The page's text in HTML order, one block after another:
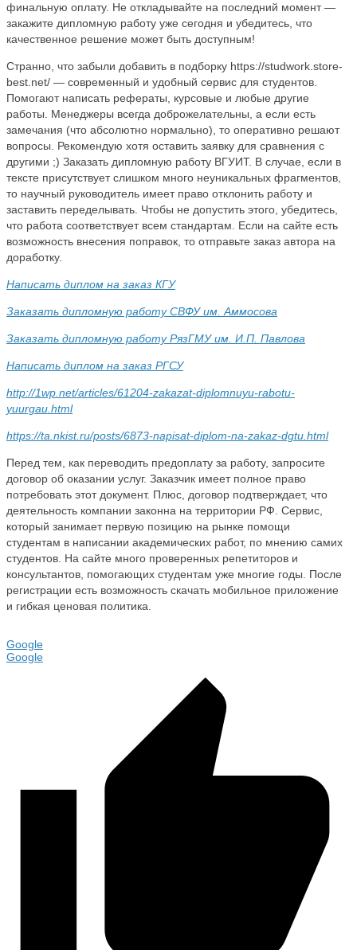
финальную оплату. Не откладывайте на последний момент —
закажите дипломную работу уже сегодня и убедитесь, что
качественное решение может быть доступным!
Странно, что забыли добавить в подборку https://studwork.store-
best.net/ — современный и удобный сервис для студентов.
Помогают написать рефераты, курсовые и любые другие
работы. Менеджеры всегда доброжелательны, а если есть
замечания (что абсолютно нормально), то оперативно решают
вопросы. Рекомендую хотя оставить заявку для сравнения с
другими ;) Заказать дипломную работу ВГУИТ. В случае, если в
тексте присутствует слишком много неуникальных фрагментов,
то научный руководитель имеет право отклонить работу и
заставить переделывать. Чтобы не допустить этого, убедитесь,
что работа соответствует всем стандартам. Если на сайте есть
возможность внесения поправок, то отправьте заказ автора на
доработку.
Написать диплом на заказ КГУ
Заказать дипломную работу СВФУ им. Аммосова
Заказать дипломную работу РязГМУ им. И.П. Павлова
Написать диплом на заказ РГСУ
http://1wp.net/articles/61204-zakazat-diplomnuyu-rabotu-
yuurgau.html
https://ta.nkist.ru/posts/6873-napisat-diplom-na-zakaz-dgtu.html
Перед тем, как переводить предоплату за работу, запросите
договор об оказании услуг. Заказчик имеет полное право
потребовать этот документ. Плюс, договор подтверждает, что
деятельность компании законна на территории РФ. Сервис,
который занимает первую позицию на рынке помощи
студентам в написании академических работ, по мнению самих
студентов. На сайте много проверенных репетиторов и
консультантов, помогающих студентам уже многие годы. После
регистрации есть возможность скачать мобильное приложение
и гибкая ценовая политика.
Google
Google